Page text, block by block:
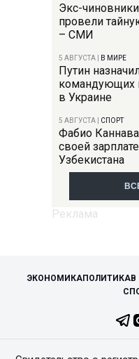
Экс-
провели
– СМИ
5 АВГУСТА В МИРЕ
Путин
командующих
в Украине
5 АВГУСТА СПОРТ
Фабио
своей
Узбекистана
ЭКОНОМИКАПОЛИТИКАВ